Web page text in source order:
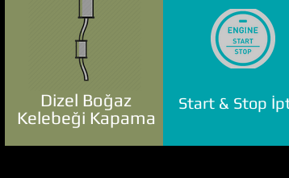
Dizel Boğaz
Kelebeği Kapama
Start & Stop